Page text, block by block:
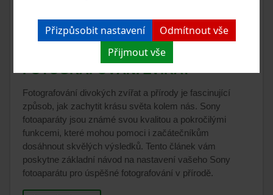
Přizpůsobit nastavení
Odmítnout vše
Přijmout vše
ZÁKLADNÍ NASTAVENÍ
FOTOAPARÁTU SONY (NEJEN) NA
FOTOGRAFOVÁNÍ ZVÍŘAT
Fotografování divokých zvířat a přírody je fascinující
způsob, jak zachytit krásu světa kolem nás. Sony
fotoaparáty jsou známé svou kvalitou a pokročilými
funkcemi, které mohou pomoci i začátečníkům
dosáhnout skvělých výsledků. Tento článek vám
poskytne základní návod na nastavení vašeho Sony
fotoaparátu pro úspěšné fotografování v přírodě.